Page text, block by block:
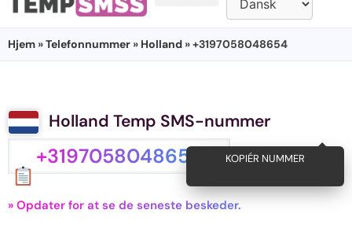
Hjem »Telefonnummer » Holland » +3197058048654
Holland Temp SMS-nummer
+3197058048654 KOPIÉR NUMMER
» Opdater for at se de seneste beskeder.